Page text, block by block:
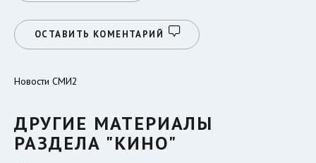
ОСТАВИТЬ КОМЕНТАРИЙ
Новости СМИ2
ДРУГИЕ МАТЕРИАЛЫ
РАЗДЕЛА "КИНО"